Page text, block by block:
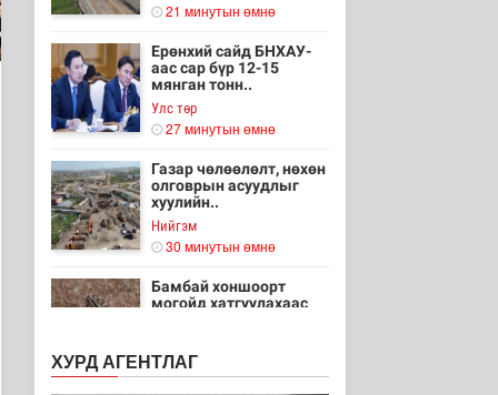
21 минутын өмнө
Ерөнхий сайд БНХАУ-
аас сар бүр 12-15
мянган тонн..
Улс төр
27 минутын өмнө
Газар чөлөөлөлт, нөхөн
олговрын асуудлыг
хуулийн..
Нийгэм
30 минутын өмнө
Бамбай хоншоорт
могойд хатгуулахаас
3 цаг 37 минутын өмнө
ХУРД АГЕНТЛАГ